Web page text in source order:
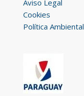
Aviso Legal
Cookies
Política